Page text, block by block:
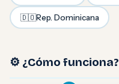
🇩🇴Rep. Dominicana
⚙️ ¿Cómo funciona?